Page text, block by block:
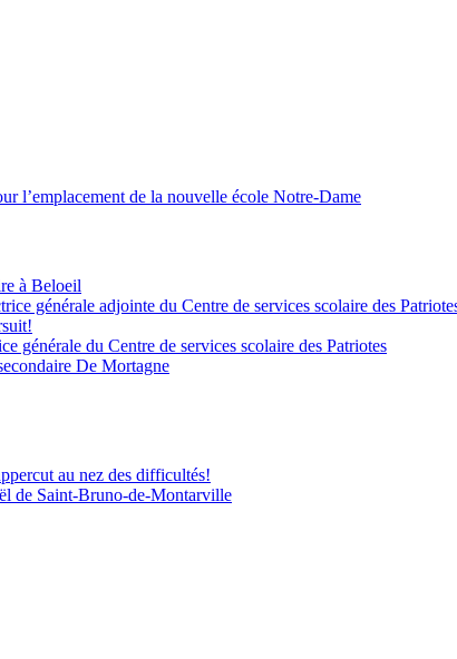
l’emplacement de la nouvelle école Notre-Dame
à Beloeil
générale adjointe du Centre de services scolaire des
générale du Centre de services scolaire des Patriotes
De Mortagne
au nez des difficultés!
de Saint-Bruno-de-Montarville